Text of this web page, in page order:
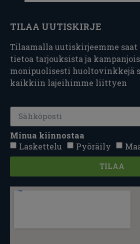
TILAA UUTISKIRJE
Tilaamalla uutiskirjeemme
tietoa tarjouksista ja
monipuolisesti huoltovinkkejä
kaikkiin lajeihimme liittyen
Minua kiinnostaa
Laskettelu
Pyöräily
TILAA